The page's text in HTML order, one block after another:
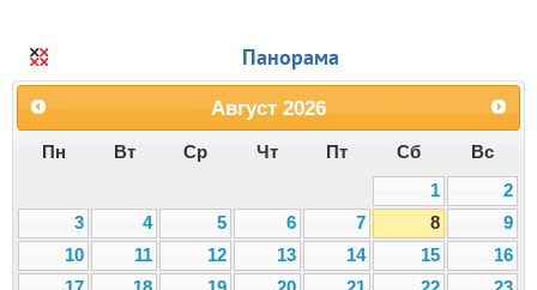
Панорама
Август 2026
Пн Вт Ср Чт Пт Сб
Вс
1
2
3
4 5 6 7 8
9
10
11 12 13 14 15
16